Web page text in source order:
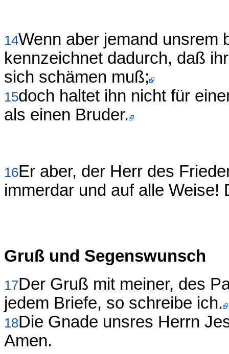
14Wenn aber jemand unsrem
kennzeichnet dadurch, daß
sich schämen muß;
15doch haltet ihn nicht für
als einen Bruder.
16Er aber, der Herr des
immerdar und auf alle Weise!
Gruß und Segenswunsch
17Der Gruß mit meiner, des
jedem Briefe, so schreibe ich.
18Die Gnade unsres Herrn
Amen.